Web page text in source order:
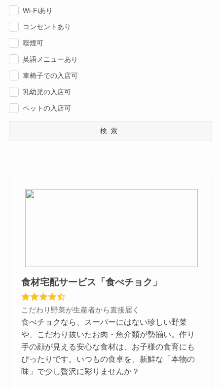
Wi-Fiあり
コンセントあり
喫煙可
英語メニューあり
車椅子での入店可
乳幼児の入店可
ペットの入店可
検索
食材宅配サービス「食べチョク」
こだわり野菜が生産者から直接届く
食べチョクなら、スーパーにはない珍しい野菜
や、こだわり抜いたお肉・魚介類が勢揃い。作り
手の顔が見える安心な食材は、お子様の食育にも
ぴったりです。いつもの食卓を、新鮮な「本物の
味」で少し贅沢に彩りませんか？